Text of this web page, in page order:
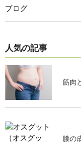
ブログ
人気の記事
筋肉
膝の